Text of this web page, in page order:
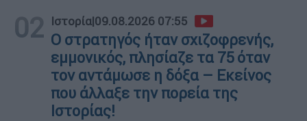
02 Ιστορία|09.08.2026 07:55
O στρατηγός ήταν σχιζοφρενής,
εμμονικός, πλησίαζε τα 75 όταν
τον αντάμωσε η δόξα – Εκείνος
που άλλαξε την πορεία της
Ιστορίας!